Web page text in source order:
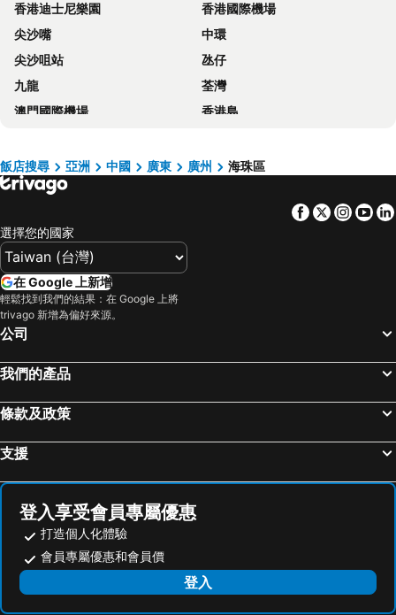
Guangzhou Seaman Hotel-Line 2 JiangNanXi Station
廣州嘉逸豪庭酒店
Ocean Hotel
Jianguo Hotel Guangzhou
Intercontinental Hotels Guangzhou Exhibition Center By Ihg
廣州東方賓館
DoubleTree by Hilton Guangzhou Science City
廣州華廈大酒店
Liuhua Hotel
Rosedale Hotel & Suites Guangzhou
Stargazing Platform Inn--Guangzhou YongQingFang Branch
Louidon Mega Apartment Hotel Of Kam Rueng Plaza
廣州國德國際大酒店
MaxX by Steigenberger Guangzhou Zhujiang New Town
JI Hotel Guangzhou Tianhe East Railway Station
Hampton By Hilton Guangzhou Railway Station
Guangzhou Marriott Hotel Baiyun
Baiyun Hotel Guangzhou
廣州文華東方酒店
Elegant Hotel Guangzhou Zhujiang New Town Canton Tower
Ascott Guangzhou
Soluxe Hotel Guangzhou
Royal River Apartment
Pearl River International Hotel
廣州0五大酒店
Atour Light Hotel Guangzhou Pazhou Exhibition Canton Tower Subway Station
Vienna 3 Best Hotel Guangzhou Guangzhou Tower
香港迪士尼樂園
香港國際機場
尖沙嘴
中環
尖沙咀站
氹仔
九龍
荃灣
澳門國際機場
香港島
葡京娛樂場
屯門
珠海拱北汽車客運站
羅湖口岸
南山區
水舞間
蘭桂坊
大三巴牌坊
福田口岸
天河區
將軍澳
廟街夜市
廣州白雲國際機場
九龍城
廣州站
深水埗區
新界
Mong Kok Metro Station
嘉湖山莊
飯店搜尋 亞洲 中國 廣東 廣州 海珠區
Facebook
Twitter
選擇您的國家
在 Google 上新增
輕鬆找到我們的結果：在 Google 上將
trivago 新增為偏好來源。
公司
我們的產品
條款及政策
支援
登入享受會員專屬優惠
打造個人化體驗
會員專屬優惠和會員價
登入